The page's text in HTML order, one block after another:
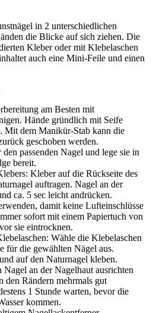
in 2 unterschiedlichen
die Blicke auf sich ziehen. Die
Kleber oder mit Klebelaschen
auch eine Mini-Feile und einen
am Besten mit
Hände gründlich mit Seife
Mit dem Manikür-Stab kann die
geschoben werden.
passenden Nagel und lege sie in
bereit.
Kleber auf die Rückseite des
auftragen. Nagel an der
ca. 5 sec leicht andrücken.
damit keine Lufteinschlüsse
sofort mit einem Papiertuch von
sie eintrocknen.
Wähle die Klebelaschen
für die gewählten Nägel aus.
auf den Naturnagel kleben.
Nagel an der Nagelhaut ausrichten
den Rändern mehrmals gut
1 Stunde warten, bevor die
kommen.